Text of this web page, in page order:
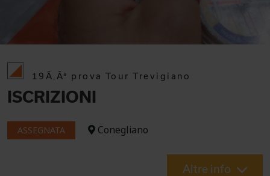
19Ã‚Âª prova Tour Trevigiano
ISCRIZIONI
ASSEGNATA Conegliano
Altre info